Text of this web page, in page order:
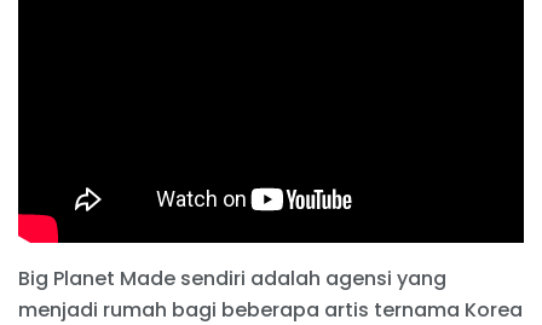
Big Planet Made sendiri adalah agensi yang
menjadi rumah bagi beberapa artis ternama Korea